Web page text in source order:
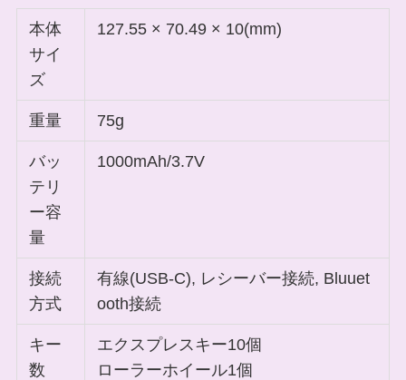
本体
サイ
ズ
127.55 × 70.49 × 10(mm)
重量 75g
バッ
テリ
ー容
量
1000mAh/3.7V
接続
方式
有線(USB-C), レシーバー接続, Bluuet
ooth接続
キー
数
エクスプレスキー10個
ローラーホイール1個